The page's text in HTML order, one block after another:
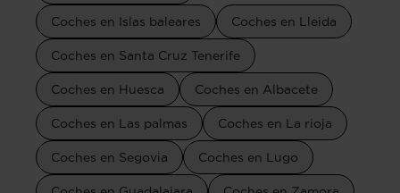
Coches en Islas baleares Coches en Lleida
Coches en Santa Cruz Tenerife
Coches en Huesca Coches en Albacete
Coches en Las palmas Coches en La rioja
Coches en Segovia Coches en Lugo